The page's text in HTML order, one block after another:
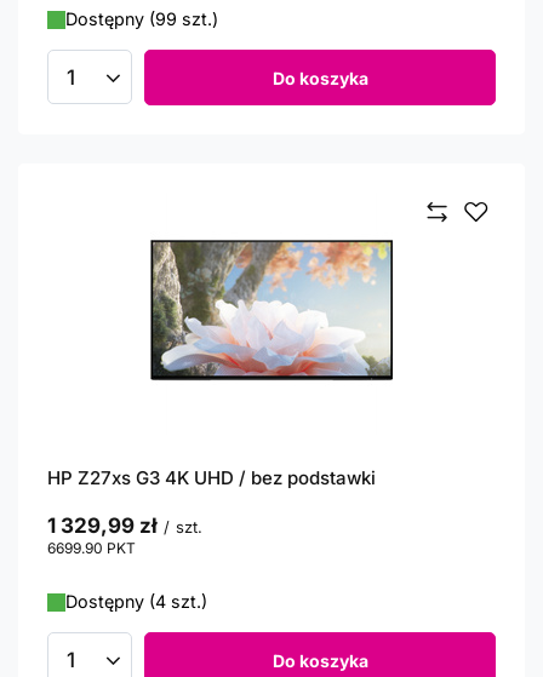
Dostępny (99 szt.)
Ilość produktów Do koszyka
HP Z27xs G3 4K UHD / bez podstawki
1 329,99 zł / szt.
6699.90 PKT
Dostępny (4 szt.)
Ilość produktów Do koszyka